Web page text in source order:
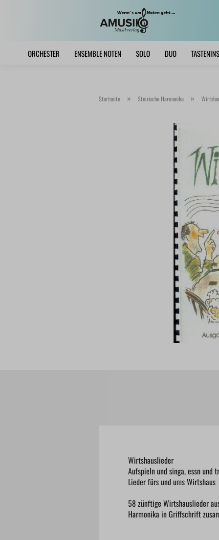
ORCHESTER ENSEMBLE NOTEN SOLO DUO
Startseite » Steirische Harmonika »
Wirtshauslieder
Aufspieln und singa, essn und
Lieder fürs und ums Wirtshaus
58 zünftige Wirtshauslieder
Harmonika in Griffschrift